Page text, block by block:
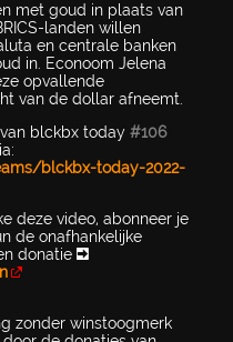
met goud in plaats van
landen willen
en centrale banken
in. Econoom Jelena
opvallende
van de dollar afneemt.
blckbx today #106
blckbx-today-2022-
deze video, abonneer je
de onafhankelijke
donatie ➡
zonder winstoogmerk